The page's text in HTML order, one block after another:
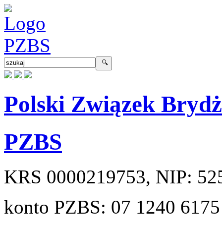
Polski Związek
PZBS
KRS 0000219753, NIP:
konto PZBS: 07 1240